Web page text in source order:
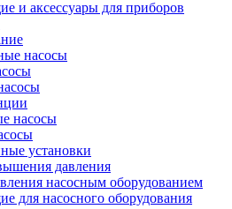
и аксессуары для приборов
насосы
насосы
установки
давления
насосным оборудованием
для насосного оборудования